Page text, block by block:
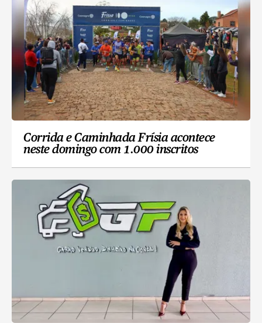
Corrida e Caminhada Frísia acontece
neste domingo com 1.000 inscritos